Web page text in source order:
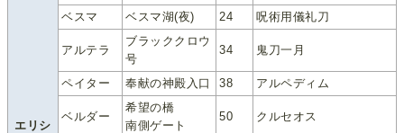
エリシ
ベスマ ベスマ湖(夜) 24 呪術用儀礼刀
アルテラ
ブラッククロウ
号
34 鬼刀一月
ペイター 奉献の神殿入口 38 アルペディム
ベルダー
希望の橋
南側ゲート
50 クルセオス